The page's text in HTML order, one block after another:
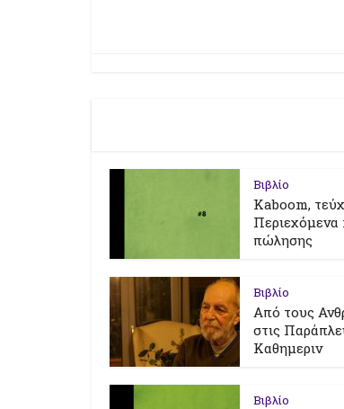
Βιβλίο
Kaboom,
Περιεχόμενα
πώλησης
Βιβλίο
Από τους
στις
Καθημεριν
Βιβλίο